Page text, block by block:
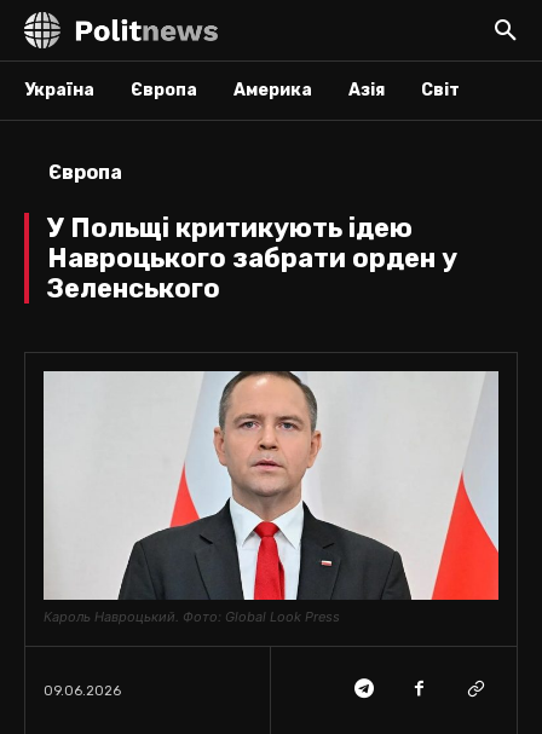
Україна Європа Америка Азія Світ
Європа
У Польщі критикують ідею
Навроцького забрати орден у
Зеленського
Кароль Навроцький. Фото: Global Look Press
09.06.2026